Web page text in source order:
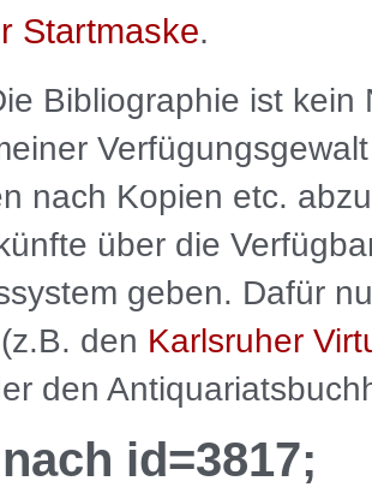
Startmaske.
Bibliographie ist kein
nach Kopien etc.
über die
geben. Dafür
den Karlsruher
den
id=3817;